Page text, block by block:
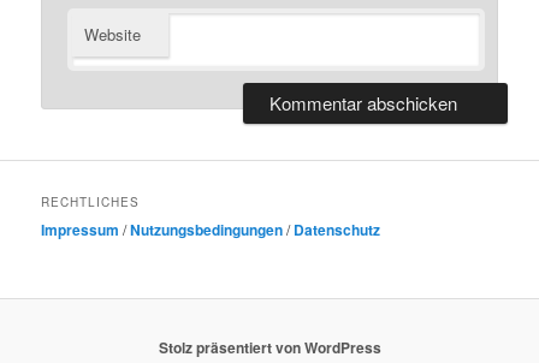
Website
RECHTLICHES
Impressum /Nutzungsbedingungen/Datenschutz
Stolz präsentiert von WordPress